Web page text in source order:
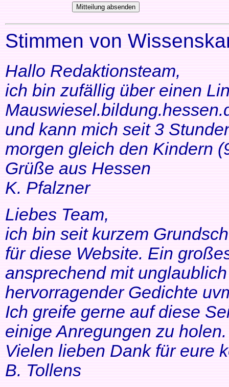
Stimmen von
Hallo Redaktionsteam,
ich bin zufällig über einen
und kann mich seit 3
morgen gleich den Kindern
Grüße aus Hessen
K. Pfalzner
Liebes Team,
ich bin seit kurzem
für diese Website. Ein
ansprechend mit
hervorragender Gedichte
Ich greife gerne auf diese
einige Anregungen zu
Vielen lieben Dank für eure
B. Tollens